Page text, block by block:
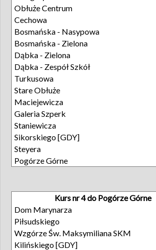
Obłuże Centrum
Cechowa
Bosmańska - Nasypowa
Bosmańska - Zielona
Dąbka - Zielona
Dąbka - Zespół Szkół
Turkusowa
Stare Obłuże
Maciejewicza
Galeria Szperk
Staniewicza
Sikorskiego [GDY]
Steyera
Pogórze Górne
Kurs nr 4 do Pogórze Górne
Dom Marynarza
Piłsudskiego
Wzgórze Św. Maksymiliana SKM
Kilińskiego [GDY]